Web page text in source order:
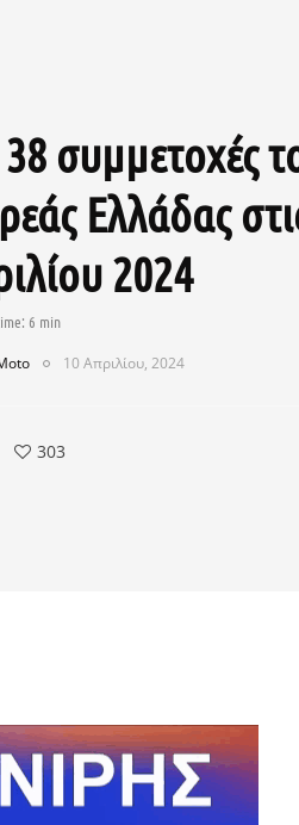
συμμετοχές
Ελλάδας
2024
10 Απριλίου, 2024
303